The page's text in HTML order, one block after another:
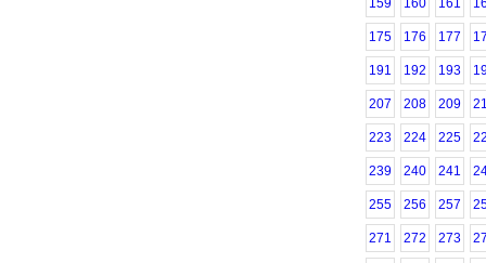
159 160 161
175 176 177
191 192 193
207 208 209
223 224 225
239 240 241
255 256 257
271 272 273